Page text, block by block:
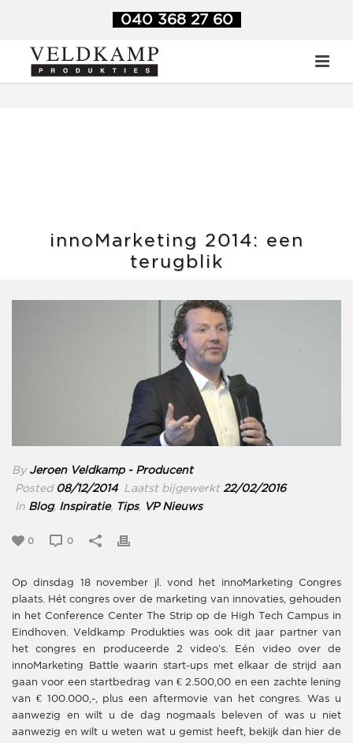
040 368 27 60
innoMarketing 2014: een
terugblik
By Jeroen Veldkamp - Producent
Posted 08/12/2014Laatst bijgewerkt 22/02/2016
In Blog, Inspiratie, Tips, VP Nieuws
0 0
Op dinsdag 18 november jl. vond het innoMarketing Congres
plaats. Hét congres over de marketing van innovaties, gehouden
in het Conference Center The Strip op de High Tech Campus in
Eindhoven. Veldkamp Produkties was ook dit jaar partner van
het congres en produceerde 2 video’s. Eén video over de
innoMarketing Battle waarin start-ups met elkaar de strijd aan
gaan voor een startbedrag van € 2.500,00 en een zachte lening
van € 100.000,-, plus een aftermovie van het congres. Was u
aanwezig en wilt u de dag nogmaals beleven of was u niet
aanwezig en wilt u weten wat u gemist heeft, bekijk dan hier de